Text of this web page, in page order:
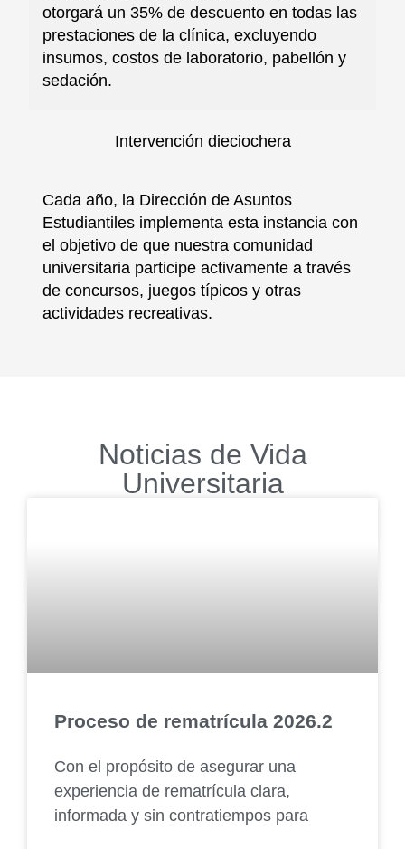
otorgará un 35% de descuento en todas las
prestaciones de la clínica, excluyendo
insumos, costos de laboratorio, pabellón y
sedación.
Intervención dieciochera
Cada año, la Dirección de Asuntos
Estudiantiles implementa esta instancia con
el objetivo de que nuestra comunidad
universitaria participe activamente a través
de concursos, juegos típicos y otras
actividades recreativas.
Noticias de Vida
Universitaria
Proceso de rematrícula 2026.2
Con el propósito de asegurar una
experiencia de rematrícula clara,
informada y sin contratiempos para